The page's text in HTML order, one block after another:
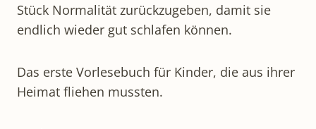
Stück Normalität zurückzugeben, damit sie
endlich wieder gut schlafen können.
Das erste Vorlesebuch für Kinder, die aus ihrer
Heimat fliehen mussten.